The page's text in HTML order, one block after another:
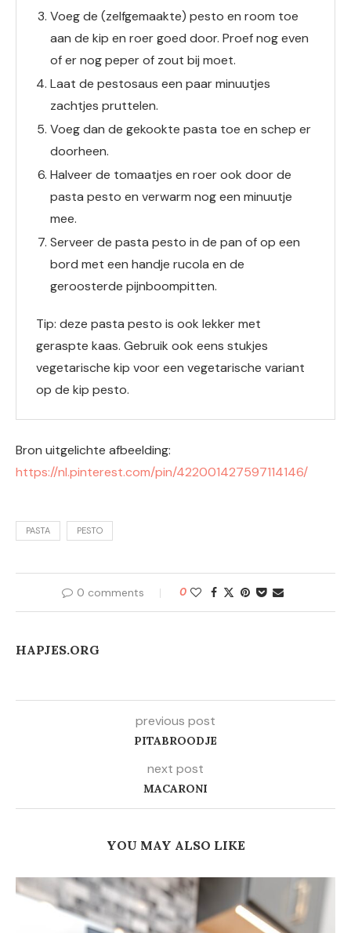
Voeg de (zelfgemaakte) pesto en room toe
aan de kip en roer goed door. Proef nog even
of er nog peper of zout bij moet.
Laat de pestosaus een paar minuutjes
zachtjes pruttelen.
Voeg dan de gekookte pasta toe en schep er
doorheen.
Halveer de tomaatjes en roer ook door de
pasta pesto en verwarm nog een minuutje
mee.
Serveer de pasta pesto in de pan of op een
bord met een handje rucola en de
geroosterde pijnboompitten.
Tip: deze pasta pesto is ook lekker met
geraspte kaas. Gebruik ook eens stukjes
vegetarische kip voor een vegetarische variant
op de kip pesto.
Bron uitgelichte afbeelding:
https://nl.pinterest.com/pin/422001427597114146/
PASTA PESTO
0 comments 0
HAPJES.ORG
previous post
PITABROODJE
next post
MACARONI
YOU MAY ALSO LIKE